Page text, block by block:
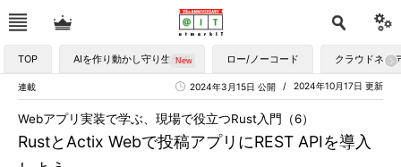
TOP AIを作り動かし守り生かす ロー/ノーコード クラウドネイ
連載 2024年10月17日 更新
2024年3月15日 公開
RustとActix Webで投稿アプリにREST APIを導入
Webアプリ実装で学ぶ、現場で役立つRust入門（6）